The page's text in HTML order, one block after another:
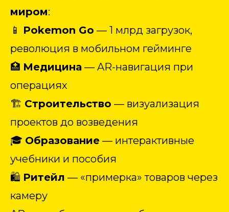
миром:
📱 Pokemon Go — 1 млрд загрузок,
революция в мобильном гейминге
🏥 Медицина — AR-навигация при
операциях
🏗️ Строительство — визуализация
проектов до возведения
🎓 Образование — интерактивные
учебники и пособия
🛍️ Ритейл — «примерка» товаров через
камеру